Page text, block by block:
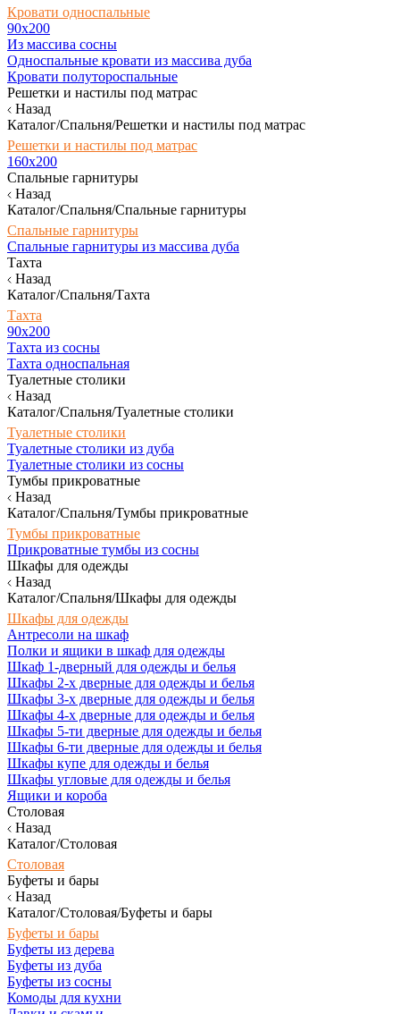
Кровати односпальные
90х200
Из массива сосны
Односпальные кровати из массива дуба
Кровати полутороспальные
Решетки и настилы под матрас
Назад
Каталог/Спальня/Решетки и настилы под матрас
Решетки и настилы под матрас
160х200
Спальные гарнитуры
Назад
Каталог/Спальня/Спальные гарнитуры
Спальные гарнитуры
Спальные гарнитуры из массива дуба
Тахта
Назад
Каталог/Спальня/Тахта
Тахта
90х200
Тахта из сосны
Тахта односпальная
Туалетные столики
Назад
Каталог/Спальня/Туалетные столики
Туалетные столики
Туалетные столики из дуба
Туалетные столики из сосны
Тумбы прикроватные
Назад
Каталог/Спальня/Тумбы прикроватные
Тумбы прикроватные
Прикроватные тумбы из сосны
Шкафы для одежды
Назад
Каталог/Спальня/Шкафы для одежды
Шкафы для одежды
Антресоли на шкаф
Полки и ящики в шкаф для одежды
Шкаф 1-дверный для одежды и белья
Шкафы 2-х дверные для одежды и белья
Шкафы 3-х дверные для одежды и белья
Шкафы 4-х дверные для одежды и белья
Шкафы 5-ти дверные для одежды и белья
Шкафы 6-ти дверные для одежды и белья
Шкафы купе для одежды и белья
Шкафы угловые для одежды и белья
Ящики и короба
Столовая
Назад
Каталог/Столовая
Столовая
Буфеты и бары
Назад
Каталог/Столовая/Буфеты и бары
Буфеты и бары
Буфеты из дерева
Буфеты из дуба
Буфеты из сосны
Комоды для кухни